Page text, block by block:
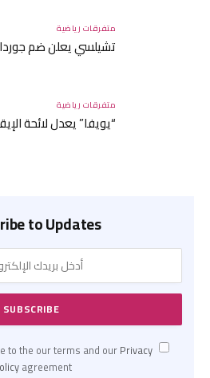
متفرقات رياضية
تشيلسي يعلن ضم
متفرقات رياضية
“يويفا” يعدل لائحة
to Updates
By signing up, you agree to the our terms and our
Privacy
agreement.